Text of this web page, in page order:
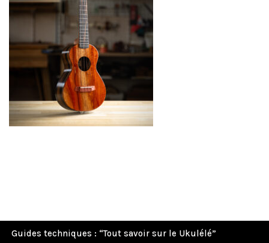
Guides techniques : “Tout savoir sur le Ukulélé”